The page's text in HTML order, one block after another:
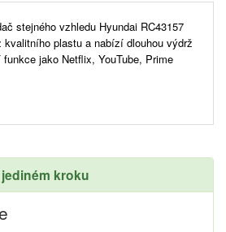
stejného vzhledu Hyundai RC43157
kvalitního plastu a nabízí dlouhou výdrž
jako Netflix, YouTube, Prime
kroku